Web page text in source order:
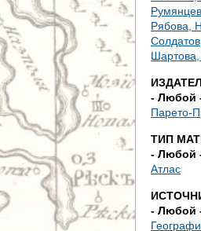
е
с
Рябова,
Шартова,
- Любой
Парето-
ТИП
- Любой
Атлас
- Любой